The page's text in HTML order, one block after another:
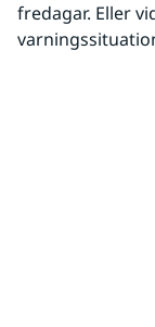
fredagar. Eller